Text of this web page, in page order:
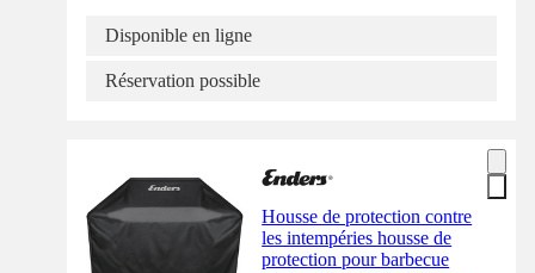
Disponible en ligne
Réservation possible
Housse de protection contre
les intempéries housse de
protection pour barbecue